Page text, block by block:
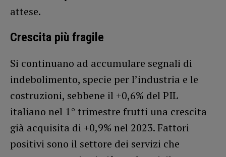
attese.
Crescita più fragile
Si continuano ad accumulare segnali di
indebolimento, specie per l’industria e le
costruzioni, sebbene il +0,6% del PIL
italiano nel 1° trimestre frutti una crescita
già acquisita di +0,9% nel 2023. Fattori
positivi sono il settore dei servizi che